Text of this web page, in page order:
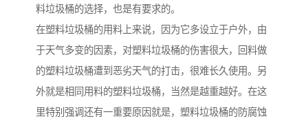
料垃圾桶的选择，也是有要求的。
在塑料垃圾桶的用料上来说，因为它多设立于户外，由
于天气多变的因素，对塑料垃圾桶的伤害很大，回料做
的塑料垃圾桶遭到恶劣天气的打击，很难长久使用。另
外就是相同用料的塑料垃圾桶，当然是越重越好。在这
里特别强调还有一重要原因就是，塑料垃圾桶的防腐蚀